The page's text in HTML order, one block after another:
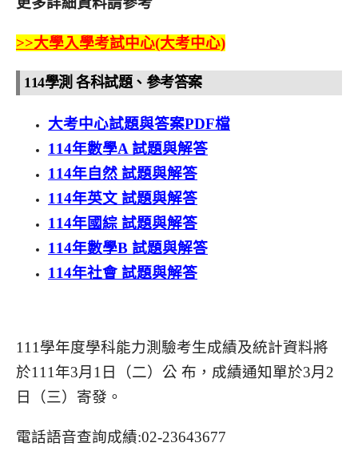
>>大學入學考試中心(大考中心)
114學測 各科試題、參考答案
大考中心試題與答案PDF檔
114年數學A 試題與解答
114年自然 試題與解答
114年英文 試題與解答
114年國綜 試題與解答
114年數學B 試題與解答
114年社會 試題與解答
111學年度學科能力測驗考生成績及統計資料將
於111年3月1日（二）公 布，成績通知單於3月2
日（三）寄發。
電話語音查詢成績:02-23643677